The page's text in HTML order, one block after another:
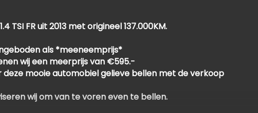
TSI FR uit 2013 met origineel 137.000KM.
als *meeneemprijs*
wij een meerprijs van €595.-
mooie automobiel gelieve bellen met de verkoop
wij om van te voren even te bellen.